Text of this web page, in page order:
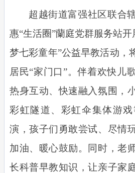
超越街道富强社区联合
惠“生活圈”蘭庭党群服务站开
梦七彩童年”公益早教活动，
居民“家门口”。伴着欢快儿
热身互动、快速融入氛围，
彩虹隧道、彩虹伞集体游
演，孩子们勇敢尝试、尽情
加油、暖心鼓励。同时，老
长科普早教知识，让亲子家